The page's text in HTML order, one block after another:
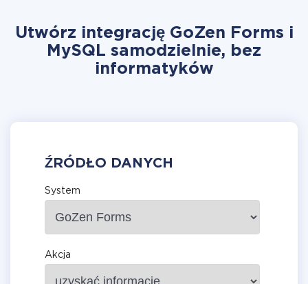
Utwórz integrację GoZen Forms i
MySQL samodzielnie, bez
informatyków
ŹRÓDŁO DANYCH
System
Akcja